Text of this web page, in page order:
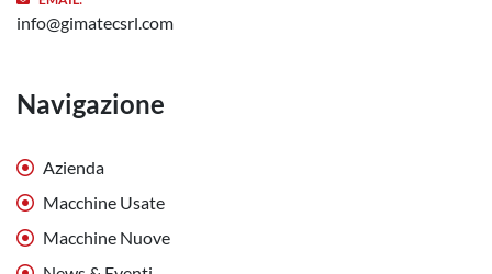
info@gimatecsrl.com
Navigazione
Azienda
Macchine Usate
Macchine Nuove